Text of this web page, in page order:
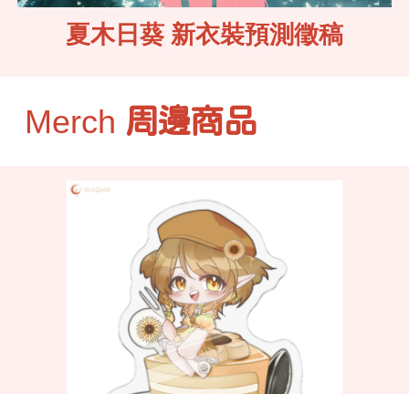
夏木日葵 新衣裝預測徵稿
Merch 周邊商品